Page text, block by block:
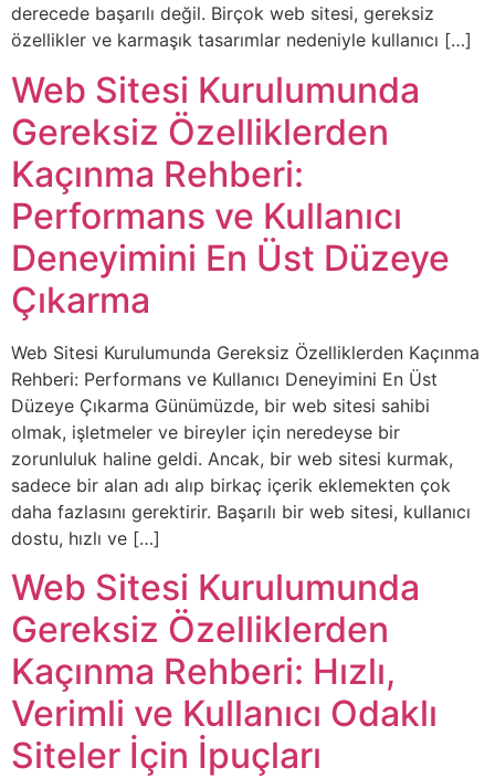
derecede başarılı değil. Birçok web sitesi, gereksiz
özellikler ve karmaşık tasarımlar nedeniyle kullanıcı […]
Web Sitesi Kurulumunda
Gereksiz Özelliklerden
Kaçınma Rehberi:
Performans ve Kullanıcı
Deneyimini En Üst Düzeye
Çıkarma
Web Sitesi Kurulumunda Gereksiz Özelliklerden Kaçınma
Rehberi: Performans ve Kullanıcı Deneyimini En Üst
Düzeye Çıkarma Günümüzde, bir web sitesi sahibi
olmak, işletmeler ve bireyler için neredeyse bir
zorunluluk haline geldi. Ancak, bir web sitesi kurmak,
sadece bir alan adı alıp birkaç içerik eklemekten çok
daha fazlasını gerektirir. Başarılı bir web sitesi, kullanıcı
dostu, hızlı ve […]
Web Sitesi Kurulumunda
Gereksiz Özelliklerden
Kaçınma Rehberi: Hızlı,
Verimli ve Kullanıcı Odaklı
Siteler İçin İpuçları